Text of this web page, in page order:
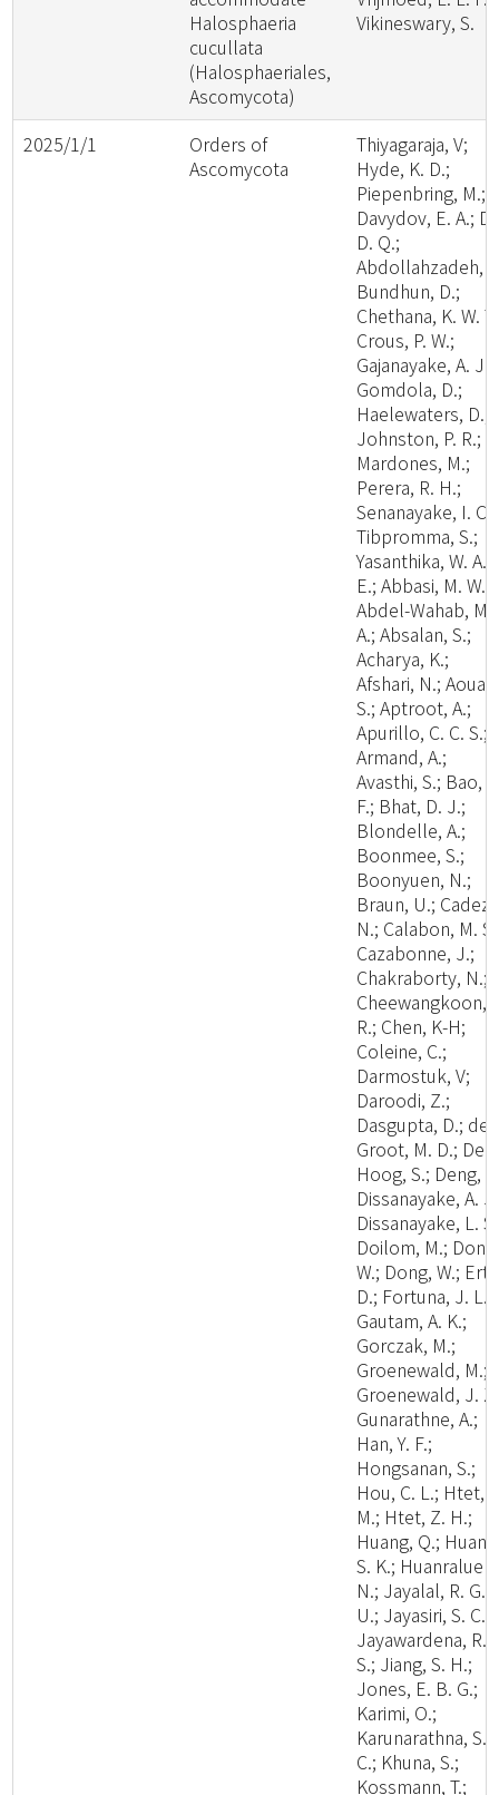
Halosphaeria
cucullata
(Halosphaeriales,
Ascomycota)
Vikineswary, S.
2025/1/1
Orders of
Ascomycota
Thiyagaraja, V;
Hyde, K. D.;
Piepenbring, M.;
Davydov, E. A.;
D. Q.;
Abdollahzadeh,
Bundhun, D.;
Chethana, K. W.
Crous, P. W.;
Gajanayake, A. J.;
Gomdola, D.;
Haelewaters, D.;
Johnston, P. R.;
Mardones, M.;
Perera, R. H.;
Senanayake, I. C.;
Tibpromma, S.;
Yasanthika, W. A.
E.; Abbasi, M. W.;
Abdel-Wahab, M.
A.; Absalan, S.;
Acharya, K.;
Afshari, N.; Aouali,
S.; Aptroot, A.;
Apurillo, C. C. S.;
Armand, A.;
Avasthi, S.; Bao,
F.; Bhat, D. J.;
Blondelle, A.;
Boonmee, S.;
Boonyuen, N.;
Braun, U.; Cadez,
N.; Calabon, M.
Cazabonne, J.;
Chakraborty, N.;
Cheewangkoon,
R.; Chen, K-H;
Coleine, C.;
Darmostuk, V;
Daroodi, Z.;
Dasgupta, D.; de
Groot, M. D.; De
Hoog, S.; Deng,
Dissanayake, A.
Dissanayake, L.
Doilom, M.;
W.; Dong, W.;
D.; Fortuna, J. L.;
Gautam, A. K.;
Gorczak, M.;
Groenewald, M.;
Groenewald, J.
Gunarathne, A.;
Han, Y. F.;
Hongsanan, S.;
Hou, C. L.; Htet,
M.; Htet, Z. H.;
Huang, Q.;
S. K.; Huanraluek,
N.; Jayalal, R. G.
U.; Jayasiri, S. C.;
Jayawardena, R.
S.; Jiang, S. H.;
Jones, E. B. G.;
Karimi, O.;
Karunarathna, S.
C.; Khuna, S.;
Kossmann, T.;